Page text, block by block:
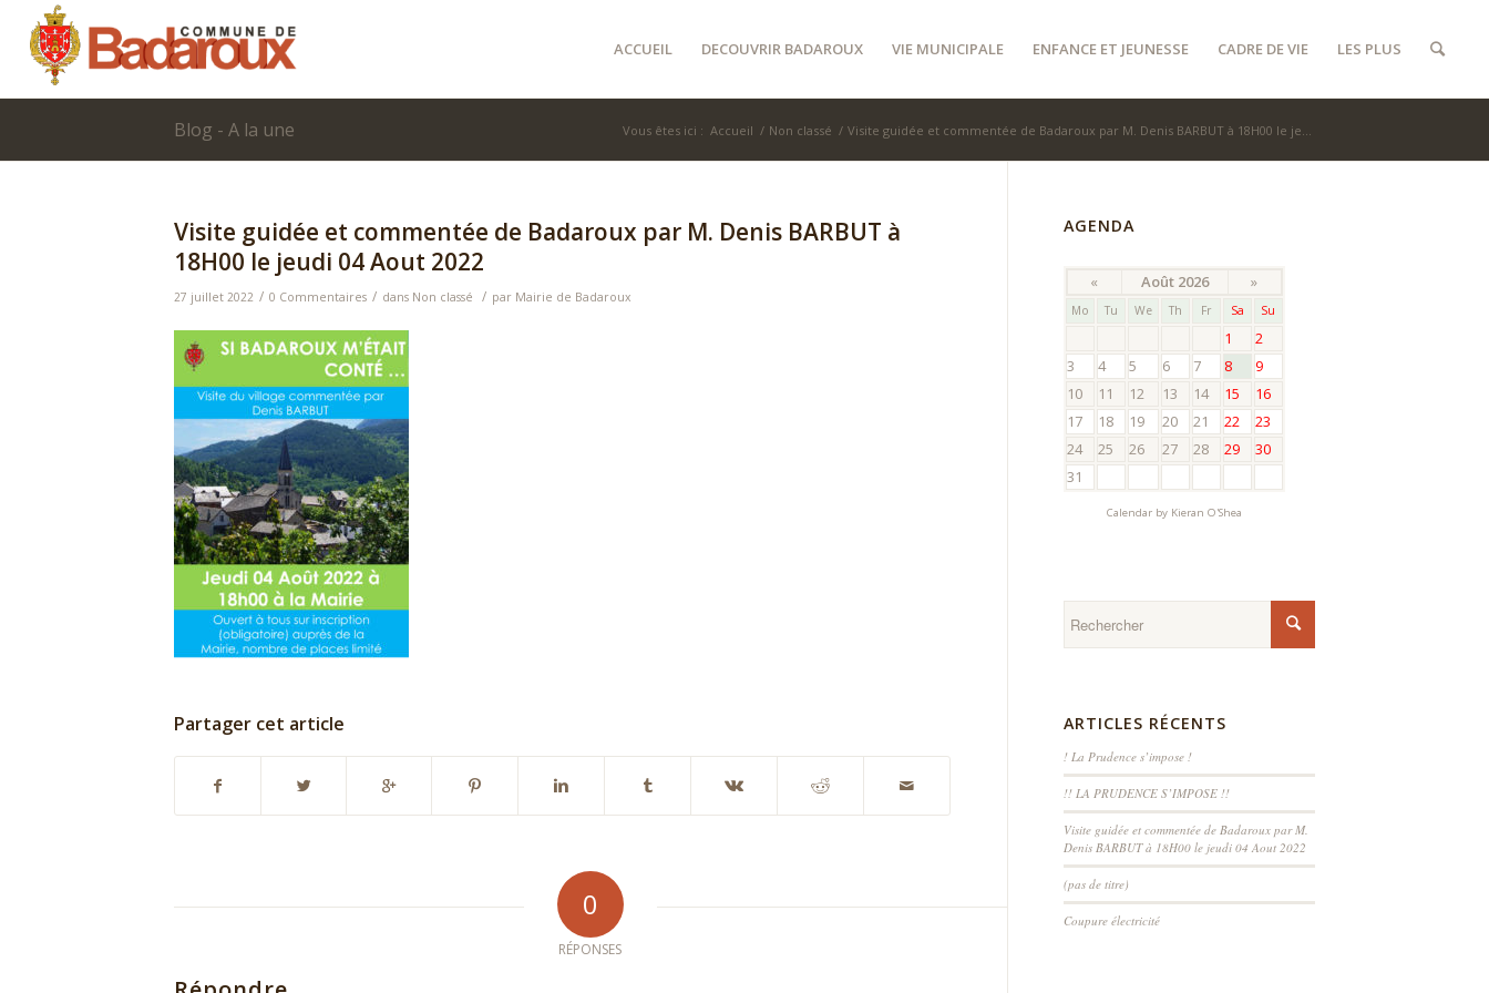
ACCUEIL DECOUVRIR BADAROUX VIE MUNICIPALE ENFANCE ET JEUNESSE CADRE DE VIE LES PLUS
Blog - A la une Vous êtes ici : Accueil / Non classé / Visite guidée et commentée de Badaroux par M. Denis BARBUT à 18H00 le je...
Visite guidée et commentée de Badaroux par M. Denis BARBUT à
18H00 le jeudi 04 Aout 2022
27 juillet 2022 / 0 Commentaires / dans Non classé / par Mairie de Badaroux
Partager cet article
0
RÉPONSES
AGENDA
« Août 2026 »
Mo Tu We Th Fr Sa Su
1
2
3
4 5 6 7 8
9
10
11 12 13 14 15
16
17
18 19 20 21 22
23
24
25 26 27 28 29
30
31
Calendar by Kieran O'Shea
ARTICLES RÉCENTS
! La Prudence s’impose !
!! LA PRUDENCE S’IMPOSE !!
Visite guidée et commentée de Badaroux par M.
Denis BARBUT à 18H00 le jeudi 04 Aout 2022
(pas de titre)
Coupure électricité